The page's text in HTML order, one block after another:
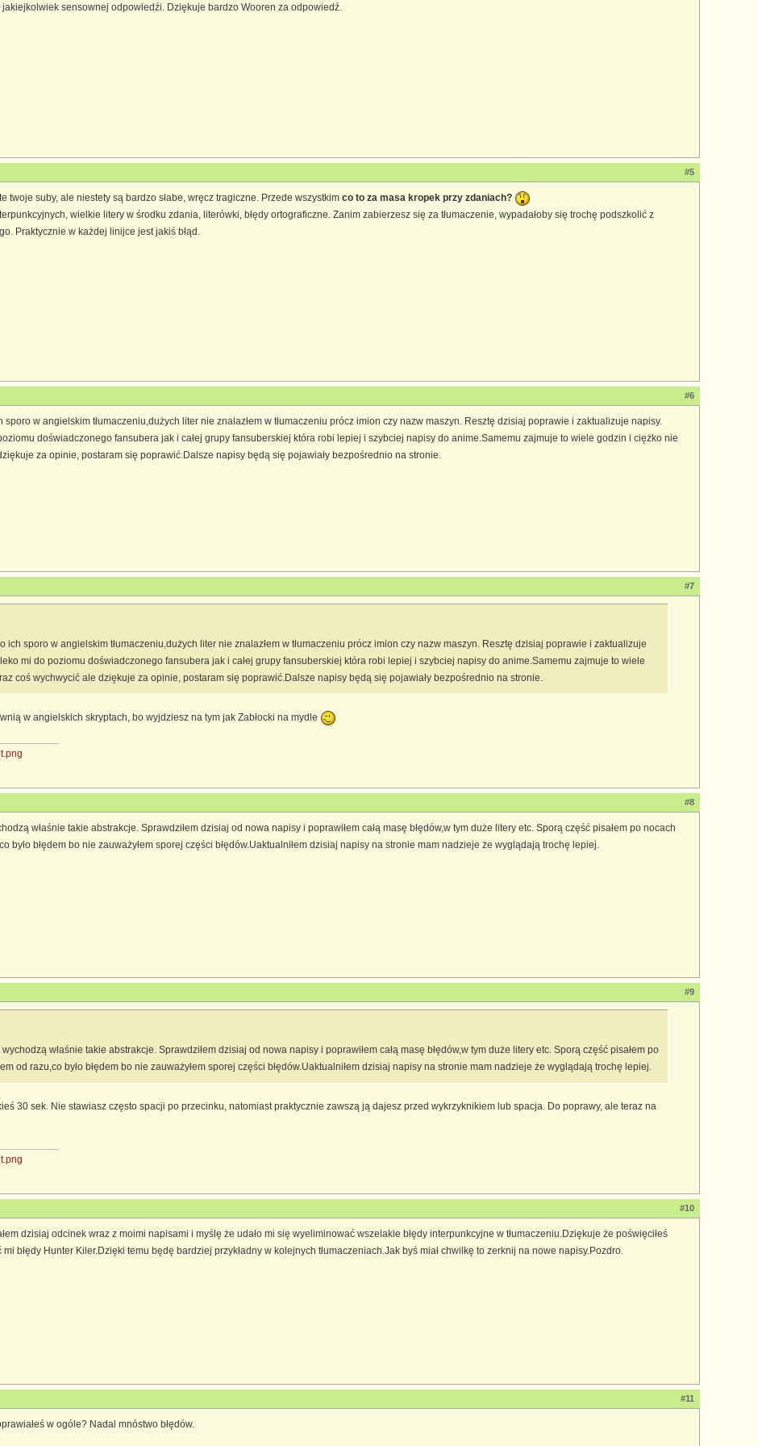
jakiejkolwiek sensownej odpowiedźi. Dziękuje bardzo Wooren za odpowiedź.
#5
twoje suby, ale niestety są bardzo słabe, wręcz tragiczne. Przede wszystkim co to za masa kropek przy zdaniach?
wielkie litery w środku zdania, literówki, błędy ortograficzne. Zanim zabierzesz się za tłumaczenie, wypadałoby się trochę podszkolić z
Praktycznie w każdej linijce jest jakiś błąd.
#6
sporo w angielskim tłumaczeniu,dużych liter nie znalazłem w tłumaczeniu prócz imion czy nazw maszyn. Resztę dzisiaj poprawie i zaktualizuje napisy.
doświadczonego fansubera jak i całej grupy fansuberskiej która robi lepiej i szybciej napisy do anime.Samemu zajmuje to wiele godzin i ciężko nie
za opinie, postaram się poprawić.Dalsze napisy będą się pojawiały bezpośrednio na stronie.
#7
ich sporo w angielskim tłumaczeniu,dużych liter nie znalazłem w tłumaczeniu prócz imion czy nazw maszyn. Resztę dzisiaj poprawie i zaktualizuje
mi do poziomu doświadczonego fansubera jak i całej grupy fansuberskiej która robi lepiej i szybciej napisy do anime.Samemu zajmuje to wiele
coś wychwycić ale dziękuje za opinie, postaram się poprawić.Dalsze napisy będą się pojawiały bezpośrednio na stronie.
w angielskich skryptach, bo wyjdziesz na tym jak Zabłocki na mydle
#8
właśnie takie abstrakcje. Sprawdziłem dzisiaj od nowa napisy i poprawiłem całą masę błędów,w tym duże litery etc. Sporą część pisałem po nocach
było błędem bo nie zauważyłem sporej części błędów.Uaktualniłem dzisiaj napisy na stronie mam nadzieje że wyglądają trochę lepiej.
#9
właśnie takie abstrakcje. Sprawdziłem dzisiaj od nowa napisy i poprawiłem całą masę błędów,w tym duże litery etc. Sporą część pisałem po
od razu,co było błędem bo nie zauważyłem sporej części błędów.Uaktualniłem dzisiaj napisy na stronie mam nadzieje że wyglądają trochę lepiej.
30 sek. Nie stawiasz często spacji po przecinku, natomiast praktycznie zawszą ją dajesz przed wykrzyknikiem lub spacja. Do poprawy, ale teraz na
#10
dzisiaj odcinek wraz z moimi napisami i myślę że udało mi się wyeliminować wszelakie błędy interpunkcyjne w tłumaczeniu.Dziękuje że poświęciłeś
błędy Hunter Kiler.Dzięki temu będę bardziej przykładny w kolejnych tłumaczeniach.Jak byś miał chwilkę to zerknij na nowe napisy.Pozdro.
#11
w ogóle? Nadal mnóstwo błędów.